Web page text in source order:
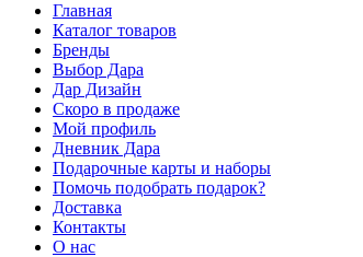
Главная
Каталог товаров
Бренды
Выбор Дара
Дар Дизайн
Скоро в продаже
Мой профиль
Дневник Дара
Подарочные карты и наборы
Помочь подобрать подарок?
Доставка
Контакты
О нас